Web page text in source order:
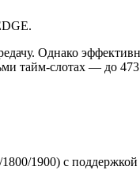
Однако
тайм-слотах — до
1900) c